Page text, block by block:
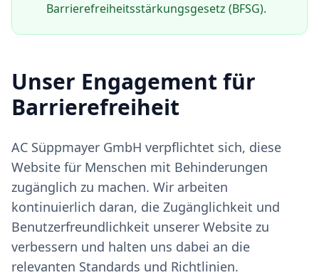
Barrierefreiheitsstärkungsgesetz (BFSG).
Unser Engagement für
Barrierefreiheit
AC Süppmayer GmbH verpflichtet sich, diese
Website für Menschen mit Behinderungen
zugänglich zu machen. Wir arbeiten
kontinuierlich daran, die Zugänglichkeit und
Benutzerfreundlichkeit unserer Website zu
verbessern und halten uns dabei an die
relevanten Standards und Richtlinien.